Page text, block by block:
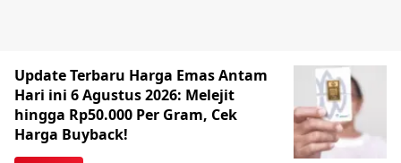
Update Terbaru Harga Emas Antam
Hari ini 6 Agustus 2026: Melejit
hingga Rp50.000 Per Gram, Cek
Harga Buyback!